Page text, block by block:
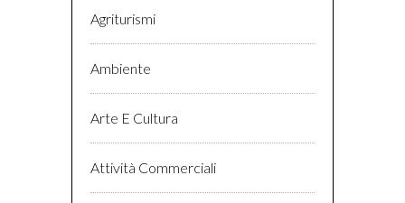
Agriturismi
Ambiente
Arte E Cultura
Attività Commerciali